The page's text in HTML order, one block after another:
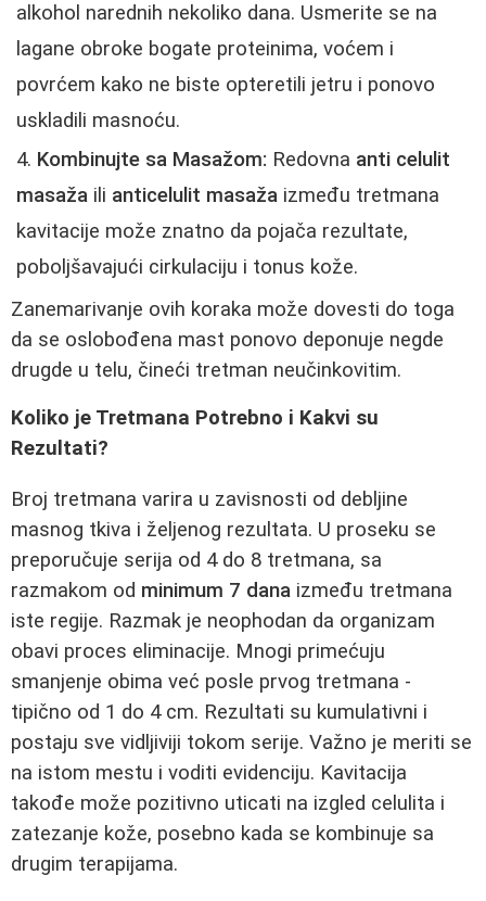
alkohol narednih nekoliko dana. Usmerite se na
lagane obroke bogate proteinima, voćem i
povrćem kako ne biste opteretili jetru i ponovo
uskladili masnoću.
Kombinujte sa Masažom: Redovna anti celulit
masaža ili anticelulit masaža između tretmana
kavitacije može znatno da pojača rezultate,
poboljšavajući cirkulaciju i tonus kože.
Zanemarivanje ovih koraka može dovesti do toga
da se oslobođena mast ponovo deponuje negde
drugde u telu, čineći tretman neučinkovitim.
Koliko je Tretmana Potrebno i Kakvi su
Rezultati?
Broj tretmana varira u zavisnosti od debljine
masnog tkiva i željenog rezultata. U proseku se
preporučuje serija od 4 do 8 tretmana, sa
razmakom od minimum 7 dana između tretmana
iste regije. Razmak je neophodan da organizam
obavi proces eliminacije. Mnogi primećuju
smanjenje obima već posle prvog tretmana -
tipično od 1 do 4 cm. Rezultati su kumulativni i
postaju sve vidljiviji tokom serije. Važno je meriti se
na istom mestu i voditi evidenciju. Kavitacija
takođe može pozitivno uticati na izgled celulita i
zatezanje kože, posebno kada se kombinuje sa
drugim terapijama.